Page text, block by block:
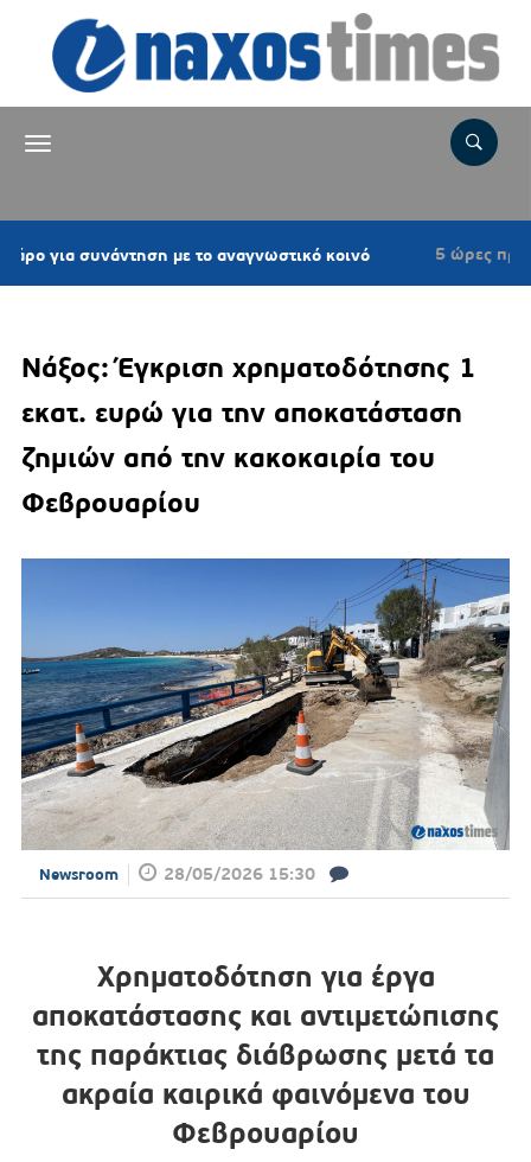
με το αναγνωστικό κοινό 5 ώρες πριν
Νάξος: Έγκριση χρηματοδότησης 1
εκατ. ευρώ για την αποκατάσταση
ζημιών από την κακοκαιρία του
Φεβρουαρίου
Newsroom 28/05/2026 15:30
Χρηματοδότηση για έργα
αποκατάστασης και αντιμετώπισης
της παράκτιας διάβρωσης μετά τα
ακραία καιρικά φαινόμενα του
Φεβρουαρίου